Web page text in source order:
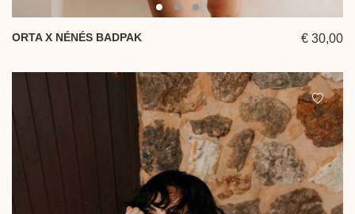
ORTA X NÉNÉS BADPAK € 30,00